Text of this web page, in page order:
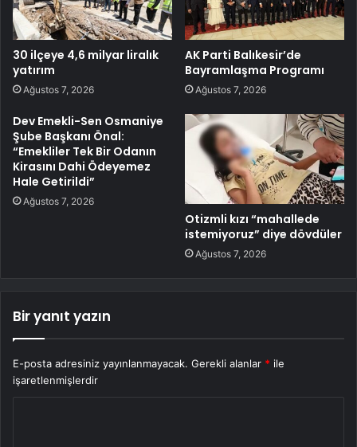
30 ilçeye 4,6 milyar liralık
yatırım
Ağustos 7, 2026
AK Parti Balıkesir’de
Bayramlaşma Programı
Ağustos 7, 2026
Dev Emekli-Sen Osmaniye
Şube Başkanı Önal:
“Emekliler Tek Bir Odanın
Kirasını Dahi Ödeyemez
Hale Getirildi”
Ağustos 7, 2026
Otizmli kızı “mahallede
istemiyoruz” diye dövdüler
Ağustos 7, 2026
Bir yanıt yazın
E-posta adresiniz yayınlanmayacak. Gerekli alanlar * ile
işaretlenmişlerdir